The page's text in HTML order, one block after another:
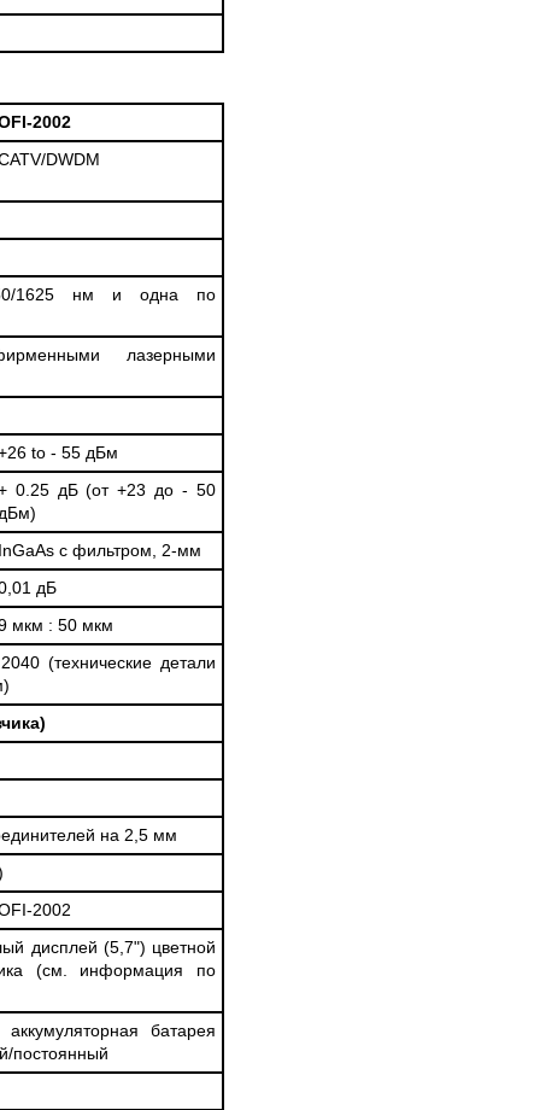
2002
DWDM
1625 нм и одна по
лазерными
to - 55 дБм
0.25 дБ (от +23 до - 50
дБм)
InGaAs с фильтром, 2-мм
дБ
мкм : 50 мкм
(технические детали
на 2,5 мм
2002
дисплей (5,7") цветной
(см. информация по
батарея
постоянный